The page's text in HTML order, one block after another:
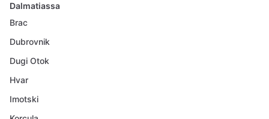
Dalmatiassa
Brac
Dubrovnik
Dugi Otok
Hvar
Imotski